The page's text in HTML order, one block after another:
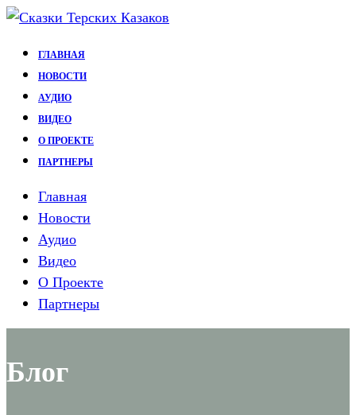
Перейти
содержимому
ГЛАВНАЯ
НОВОСТИ
АУДИО
ВИДЕО
О ПРОЕКТЕ
ПАРТНЕРЫ
Главная
Новости
Аудио
Видео
О Проекте
Партнеры
Блог